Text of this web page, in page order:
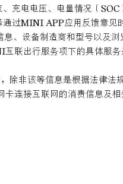
充电电压、电量情况（SOC
过MINI APP应用反馈意
、设备制造商和型号以及浏
联出行服务项下的具体服
非该等信息是根据法律法
连接互联网的消费信息及